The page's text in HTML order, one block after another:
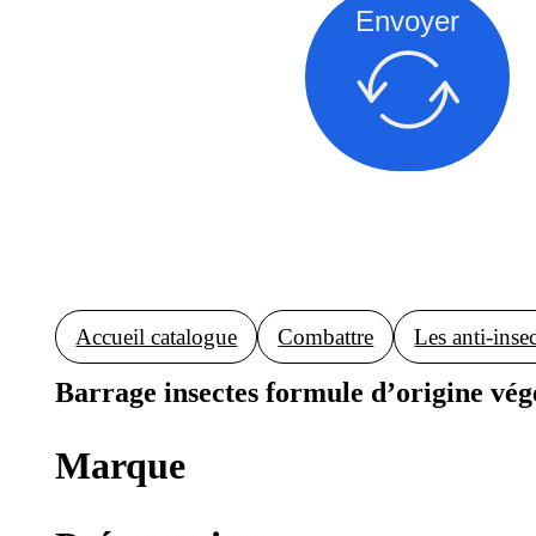
Envoyer
Accueil catalogue Combattre Les anti-
Barrage insectes formule d’origine
Marque